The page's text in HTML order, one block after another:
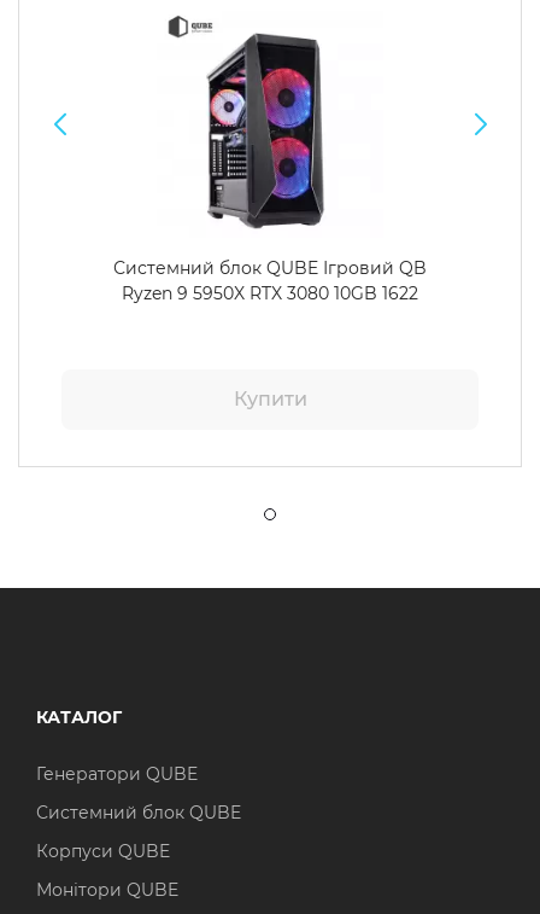
Системний блок QUBE Ігровий QB
Ryzen 9 5950X RTX 3080 10GB 1622
Купити
КАТАЛОГ
Генератори QUBE
Системний блок QUBE
Корпуси QUBE
Монітори QUBE